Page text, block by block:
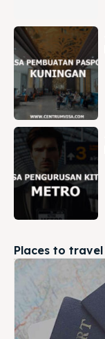
Places to travel